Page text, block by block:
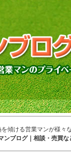
傾ける営業マンが様々
ンブログ｜相談・売買な